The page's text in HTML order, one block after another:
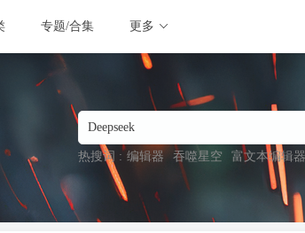
专题/合集 更多
热搜词 : 编辑器 吞噬星空 富文本编辑器